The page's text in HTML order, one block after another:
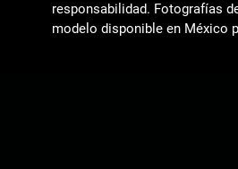
responsabilidad. Fotografías
modelo disponible en México